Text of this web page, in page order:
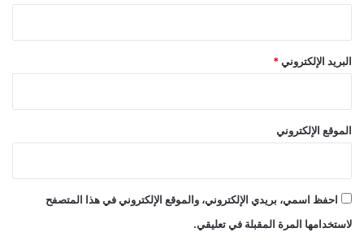
البريد الإلكتروني *
الموقع الإلكتروني
احفظ اسمي، بريدي الإلكتروني، والموقع الإلكتروني في هذا المتصفح
لاستخدامها المرة المقبلة في تعليقي.